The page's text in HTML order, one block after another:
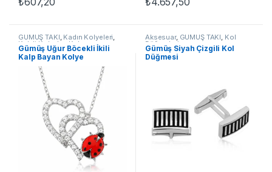
GÜMÜŞ TAKI, Kadın Kolyeleri,
Kalpli Kolyeler ,Kolye
Gümüş Uğur Böcekli İkili
Kalp Bayan Kolye
Aksesuar, GÜMÜŞ TAKI, Kol
Düğmeleri
Gümüş Siyah Çizgili Kol
Düğmesi